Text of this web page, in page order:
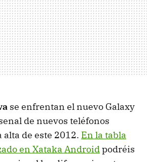
se enfrentan el nuevo Galaxy
de nuevos teléfonos
de este 2012. En la tabla
en Xataka Androidpodréis